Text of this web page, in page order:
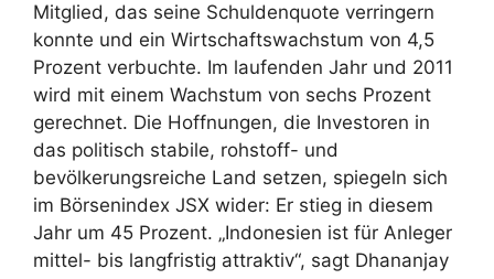
Mitglied, das seine Schuldenquote verringern
konnte und ein Wirtschaftswachstum von 4,5
Prozent verbuchte. Im laufenden Jahr und 2011
wird mit einem Wachstum von sechs Prozent
gerechnet. Die Hoffnungen, die Investoren in
das politisch stabile, rohstoff- und
bevölkerungsreiche Land setzen, spiegeln sich
im Börsenindex JSX wider: Er stieg in diesem
Jahr um 45 Prozent. „Indonesien ist für Anleger
mittel- bis langfristig attraktiv“, sagt Dhananjay